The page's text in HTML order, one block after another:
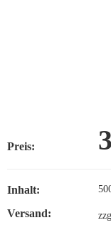
Preis:
Inhalt:
Versand: